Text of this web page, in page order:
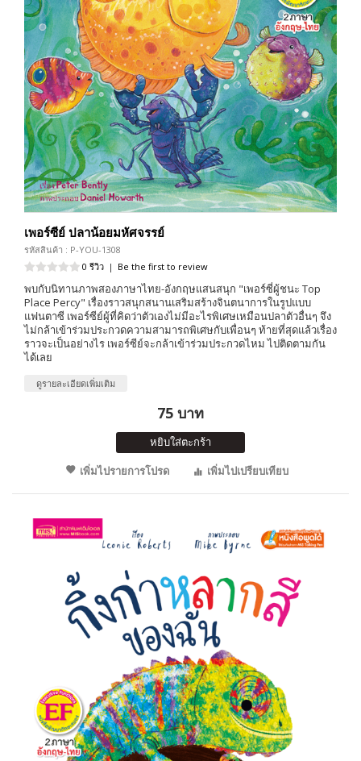
เพอร์ซีย์ ปลาน้อยมหัศจรรย์
รหัสสินค้า : P-YOU-1308
0 รีวิว | Be the first to review
พบกับนิทานภาพสองภาษาไทย-อังกฤษแสนสนุก "เพอร์ซี่ผู้ชนะ Top
Place Percy" เรื่องราวสนุกสนานเสริมสร้างจินตนาการในรูปแบบ
แฟนตาซี เพอร์ซีย์ผู้ที่คิดว่าตัวเองไม่มีอะไรพิเศษเหมือนปลาตัวอื่นๆ จึง
ไม่กล้าเข้าร่วมประกวดความสามารถพิเศษกับเพื่อนๆ ท้ายที่สุดแล้วเรื่อง
ราวจะเป็นอย่างไร เพอร์ซีย์จะกล้าเข้าร่วมประกวดไหม ไปติดตามกัน
ได้เลย
ดูรายละเอียดเพิ่มเติม
75 บาท
หยิบใส่ตะกร้า
เพิ่มไปรายการโปรด
เพิ่มไปเปรียบเทียบ